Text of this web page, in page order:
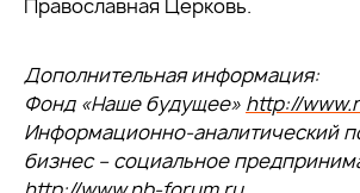
Православная Церковь.
Дополнительная информация:
Фонд «Наше будущее» http://
Информационно-аналитический
бизнес – социальное